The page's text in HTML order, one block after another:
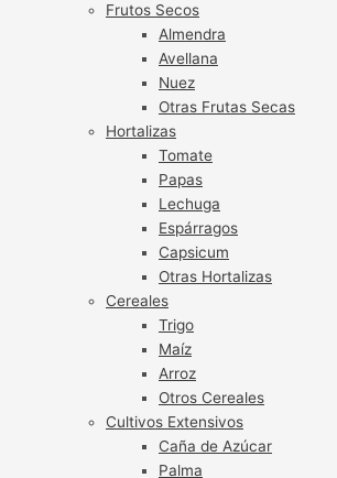
Frutos Secos
Almendra
Avellana
Nuez
Otras Frutas Secas
Hortalizas
Tomate
Papas
Lechuga
Espárragos
Capsicum
Otras Hortalizas
Cereales
Trigo
Maíz
Arroz
Otros Cereales
Cultivos Extensivos
Caña de Azúcar
Palma